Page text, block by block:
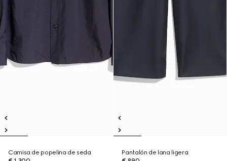
Camisa de popelina de seda
Pantalón de lana ligera